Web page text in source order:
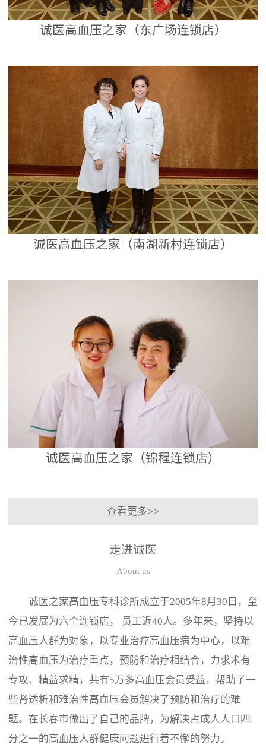
诚医高血压之家（东广场连锁店）
诚医高血压之家（南湖新村连锁店）
诚医高血压之家（锦程连锁店）
查看更多>>
走进诚医
About us
诚医之家高血压专科诊所成立于2005年8月30日，至
今已发展为六个连锁店， 员工近40人。多年来，坚持以
高血压人群为对象，以专业治疗高血压病为中心，以难
治性高血压为治疗重点，预防和治疗相结合，力求术有
专攻、精益求精，共有5万多高血压会员受益，帮助了一
些肾透析和难治性高血压会员解决了预防和治疗的难
题。在长春市做出了自己的品牌，为解决占成人人口四
分之一的高血压人群健康问题进行着不懈的努力。